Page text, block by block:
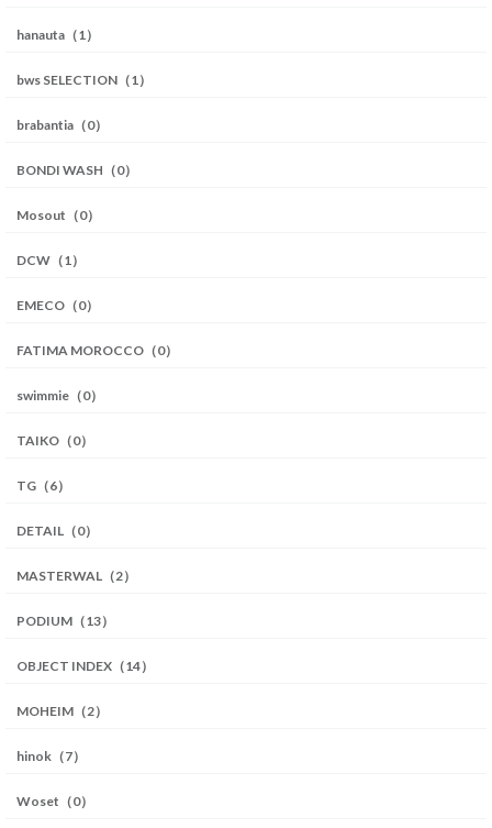
hanauta（1）
bws SELECTION（1）
brabantia（0）
BONDI WASH（0）
Mosout（0）
DCW（1）
EMECO（0）
FATIMA MOROCCO（0）
swimmie（0）
TAIKO（0）
TG（6）
DETAIL（0）
MASTERWAL（2）
PODIUM（13）
OBJECT INDEX（14）
MOHEIM（2）
hinok（7）
Woset（0）